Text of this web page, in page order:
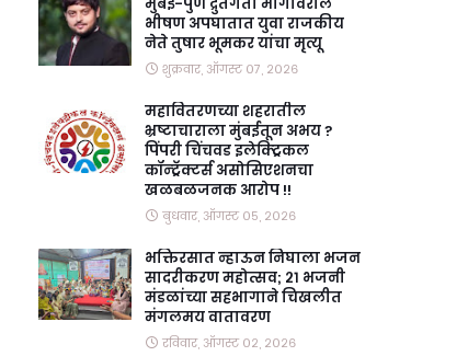
भीषण अपघातात युवा राजकीय
नेते तुषार भूमकर यांचा मृत्यू
शुक्रवार, ऑगस्ट ०७, २०२६
महावितरणच्या शहरातील
भ्रष्टाचाराला मुंबईतून अभय ?
पिंपरी चिंचवड इलेक्ट्रिकल
कॉन्ट्रॅक्टर्स असोसिएशनचा
खळबळजनक आरोप !!
बुधवार, ऑगस्ट ०५, २०२६
भक्तिरसात न्हाऊन निघाला भजन
सादरीकरण महोत्सव; २१ भजनी
मंडळांच्या सहभागाने चिखलीत
मंगलमय वातावरण
रविवार, ऑगस्ट ०२, २०२६